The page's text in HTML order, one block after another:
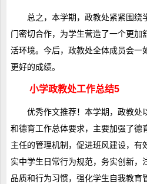
总之，本学期，政教处紧紧围绕
门密切合作，为学生营造了一个更加
活环境。今后，政教处全体成员会一
更好的成绩。
小学政教处工作总结5
优秀作文推荐！本学期，政教处
和德育工作总体要求，主要加强了德
主任的管理机制，促进班风建设，有
实中学生日常行为规范，务实创新，
品质和行为习惯，强化学生自我教育